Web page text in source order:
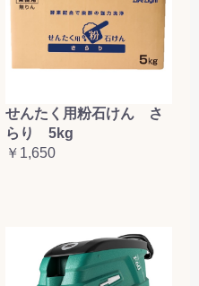
せんたく用粉石けん さ
らり 5kg
￥1,650